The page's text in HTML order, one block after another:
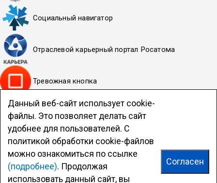
Данный веб-сайт использует cookie-
файлы. Это позволяет делать сайт
удобнее для пользователей. С
политикой обработки cookie-файлов
можно ознакомиться по ссылке
(подробнее). Продолжая
использовать данный сайт, вы
Согласен
Социальный навигатор
Отраслевой карьерный портал Росатома
Тревожная кнопка
Политика НИЯУ МИФИ в отношении обработки
персональных данных
Система обеспечения качества образовательной
Официальный сайт ВИТИ НИЯУ МИФИ
© Viti-Mephi.ru
2010—2026